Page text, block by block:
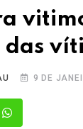
9 DE
Whatsapp